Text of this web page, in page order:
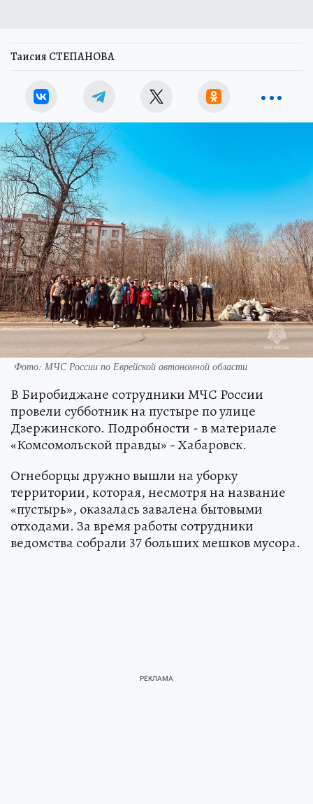
Таисия СТЕПАНОВА
Фото: МЧС России по Еврейской автономной области
В Биробиджане сотрудники МЧС России
провели субботник на пустыре по улице
Дзержинского. Подробности - в материале
«Комсомольской правды» - Хабаровск.
Огнеборцы дружно вышли на уборку
территории, которая, несмотря на название
«пустырь», оказалась завалена бытовыми
отходами. За время работы сотрудники
ведомства собрали 37 больших мешков мусора.